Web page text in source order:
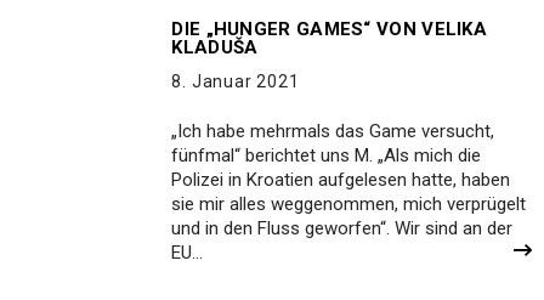
DIE „HUNGER GAMES“ VON VELIKA
KLADUŠA
8. Januar 2021
„Ich habe mehrmals das Game versucht,
fünfmal“ berichtet uns M. „Als mich die
Polizei in Kroatien aufgelesen hatte, haben
sie mir alles weggenommen, mich verprügelt
und in den Fluss geworfen“. Wir sind an der
EU…